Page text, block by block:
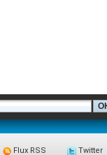
Flux RSS Twitter